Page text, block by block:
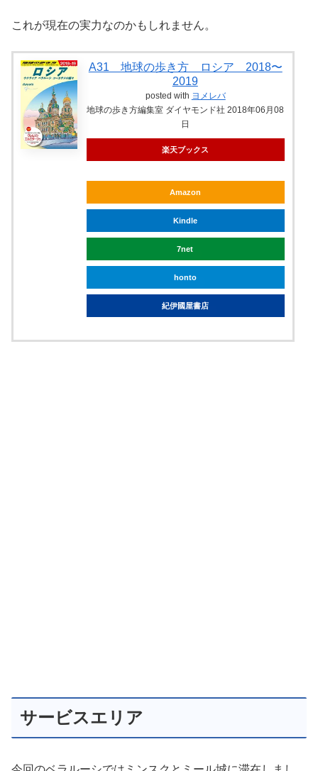
これが現在の実力なのかもしれません。
A31 地球の歩き方 ロシア 2018〜
2019
posted with ヨメレバ
地球の歩き方編集室 ダイヤモンド社 2018年06月08
日
楽天ブックス
Amazon
Kindle
7net
honto
紀伊國屋書店
サービスエリア